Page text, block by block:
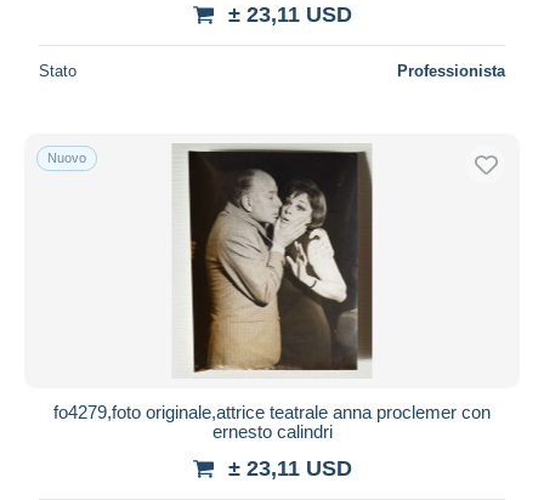
± 23,11 USD
Stato Professionista
Nuovo
fo4279,foto originale,attrice teatrale anna proclemer con
ernesto calindri
± 23,11 USD